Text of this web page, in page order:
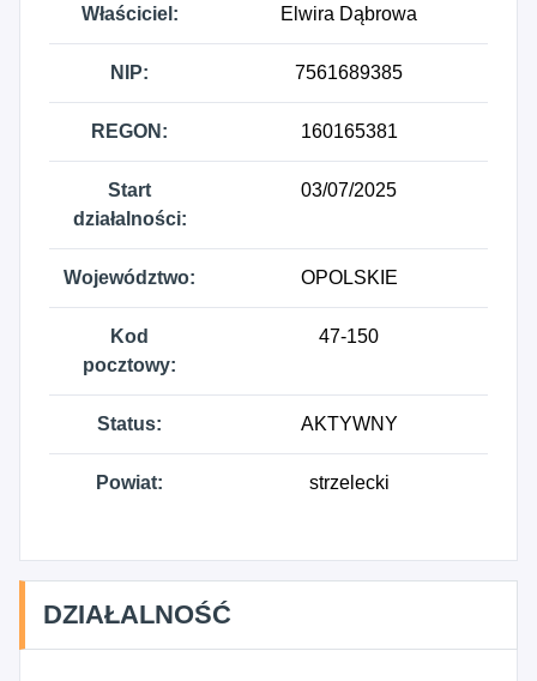
9699Z - Pozostała działalność usługowa, gdzie
indziej niesklasyfikowana.
Właściciel: Elwira Dąbrowa
NIP: 7561689385
REGON: 160165381
Start
działalności:
03/07/2025
Województwo: OPOLSKIE
Kod
pocztowy:
47-150
Status: AKTYWNY
Powiat: strzelecki
DZIAŁALNOŚĆ